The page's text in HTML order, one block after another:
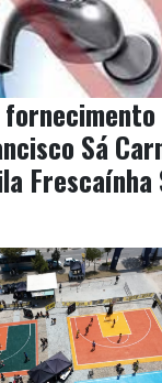
Sá
Frescaínha